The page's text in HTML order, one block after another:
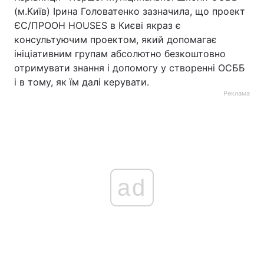
(м.Київ) Ірина Головатенко зазначила, що проект
ЄС/ПРООН HOUSES в Києві якраз є
консультуючим проектом, який допомагає
ініціативним групам абсолютно безкоштовно
отримувати знання і допомогу у створенні ОСББ
і в тому, як їм далі керувати.
Реклама
ad